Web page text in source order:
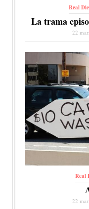
Real
La trama
22
Real
22